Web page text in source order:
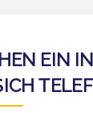
EIN